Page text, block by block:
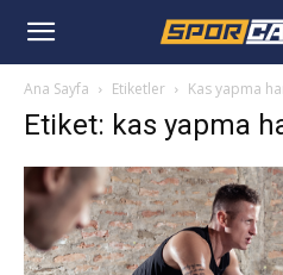
Ana Sayfa Etiketler Kas yapma
Etiket: kas yapma